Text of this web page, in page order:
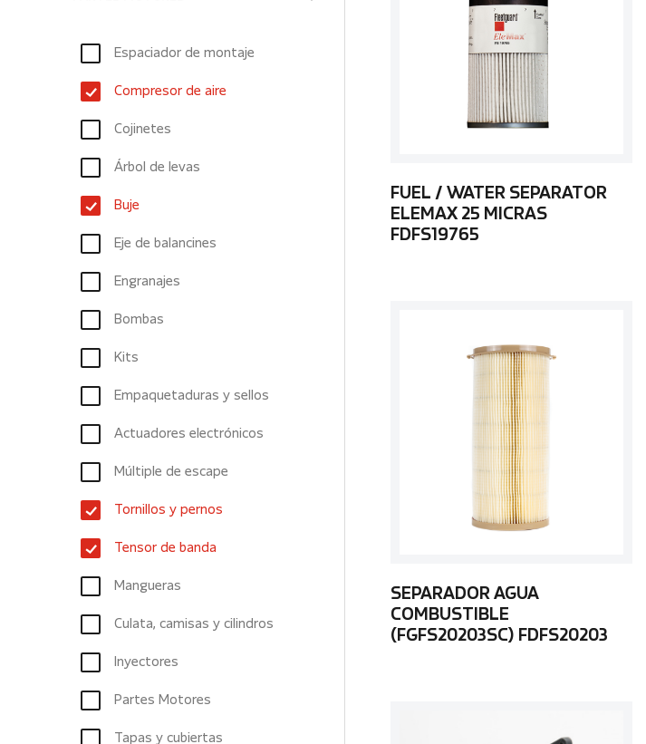
Espaciador de montaje
Compresor de aire
Cojinetes
Árbol de levas
Buje
Eje de balancines
Engranajes
Bombas
Kits
Empaquetaduras y sellos
Actuadores electrónicos
Múltiple de escape
Tornillos y pernos
Tensor de banda
Mangueras
Culata, camisas y cilindros
Inyectores
Partes Motores
Tapas y cubiertas
FUEL / WATER SEPARATOR
ELEMAX 25 MICRAS
FDFS19765
SEPARADOR AGUA
COMBUSTIBLE
(FGFS20203SC) FDFS20203